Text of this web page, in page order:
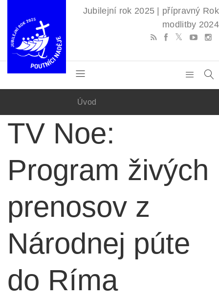
Jubilejní rok 2025 | přípravný Rok
modlitby 2024
Úvod
TV Noe:
Program živých
prenosov z
Národnej púte
do Ríma